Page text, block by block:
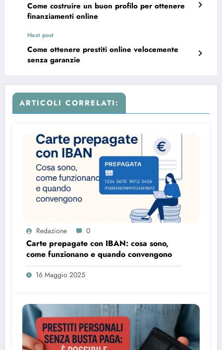
Come costruire un buon profilo per ottenere
finanziamenti online
Next post
Come ottenere prestiti online velocemente
senza garanzie
ARTICOLI CORRELATI:
Redazione 0
Carte prepagate con IBAN: cosa sono,
come funzionano e quando convengono
16 Maggio 2025